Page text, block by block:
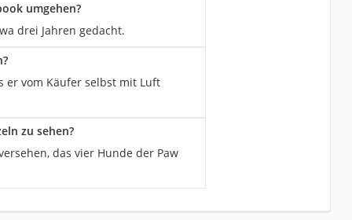
umgehen?
drei Jahren gedacht.
er vom Käufer selbst mit Luft
zu sehen?
das vier Hunde der Paw